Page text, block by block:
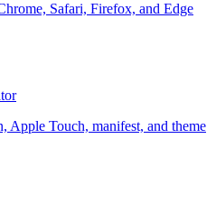
Safari, Firefox, and Edge
Apple Touch, manifest, and theme